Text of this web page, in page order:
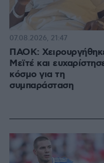
ΠΑΟΚ:
Μεϊτέ και
κόσμο για τη
συμπαράσταση
07.08.2026, 21:47